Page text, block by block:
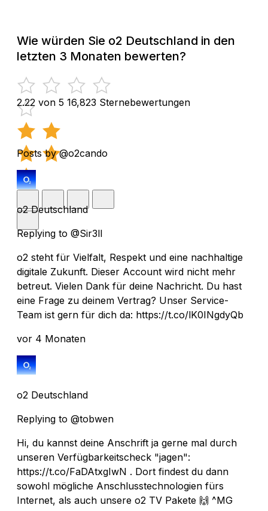
Wie würden Sie o2 Deutschland in den
letzten 3 Monaten bewerten?
2.22 von 5 16,823 Sternebewertungen
Posts by @o2cando
o2 Deutschland
Replying to @Sir3ll
o2 steht für Vielfalt, Respekt und eine nachhaltige
digitale Zukunft. Dieser Account wird nicht mehr
betreut. Vielen Dank für deine Nachricht. Du hast
eine Frage zu deinem Vertrag? Unser Service-
Team ist gern für dich da: https://t.co/lK0INgdyQb
vor 4 Monaten
o2 Deutschland
Replying to @tobwen
Hi, du kannst deine Anschrift ja gerne mal durch
unseren Verfügbarkeitscheck "jagen":
https://t.co/FaDAtxgIwN . Dort findest du dann
sowohl mögliche Anschlusstechnologien fürs
Internet, als auch unsere o2 TV Pakete 🙌 ^MG